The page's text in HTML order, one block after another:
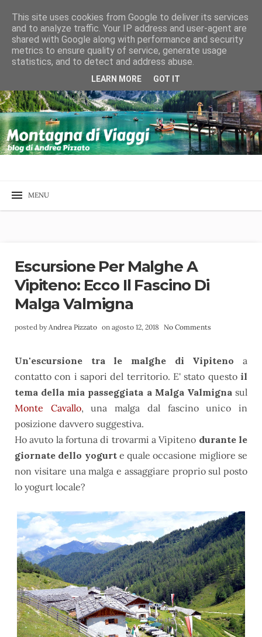
Escursione Per Malghe A
Vipiteno: Ecco Il Fascino Di
Malga Valmigna
posted by Andrea Pizzato on agosto 12, 2018 No Comments
Un'escursione tra le malghe di Vipiteno a
contatto con i sapori del territorio. E' stato questo il
tema della mia passeggiata a Malga Valmigna sul
Monte Cavallo, una malga dal fascino unico in
posizione davvero suggestiva.
Ho avuto la fortuna di trovarmi a Vipiteno durante le
giornate dello yogurt e quale occasione migliore se
non visitare una malga e assaggiare proprio sul posto
lo yogurt locale?
This site uses cookies from Google to deliver its services
and to analyze traffic. Your IP address and user-agent are
shared with Google along with performance and security
metrics to ensure quality of service, generate usage
statistics, and to detect and address abuse.
LEARN MORE GOT IT